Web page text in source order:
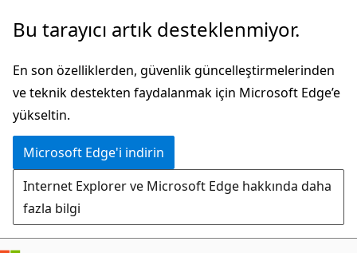
Ana
atla
Bu tarayıcı artık desteklenmiyor.
En son özelliklerden, güvenlik güncelleştirmelerinden
ve teknik destekten faydalanmak için Microsoft Edge’e
yükseltin.
Microsoft Edge'i indirin
Internet Explorer ve Microsoft Edge hakkında daha
fazla bilgi